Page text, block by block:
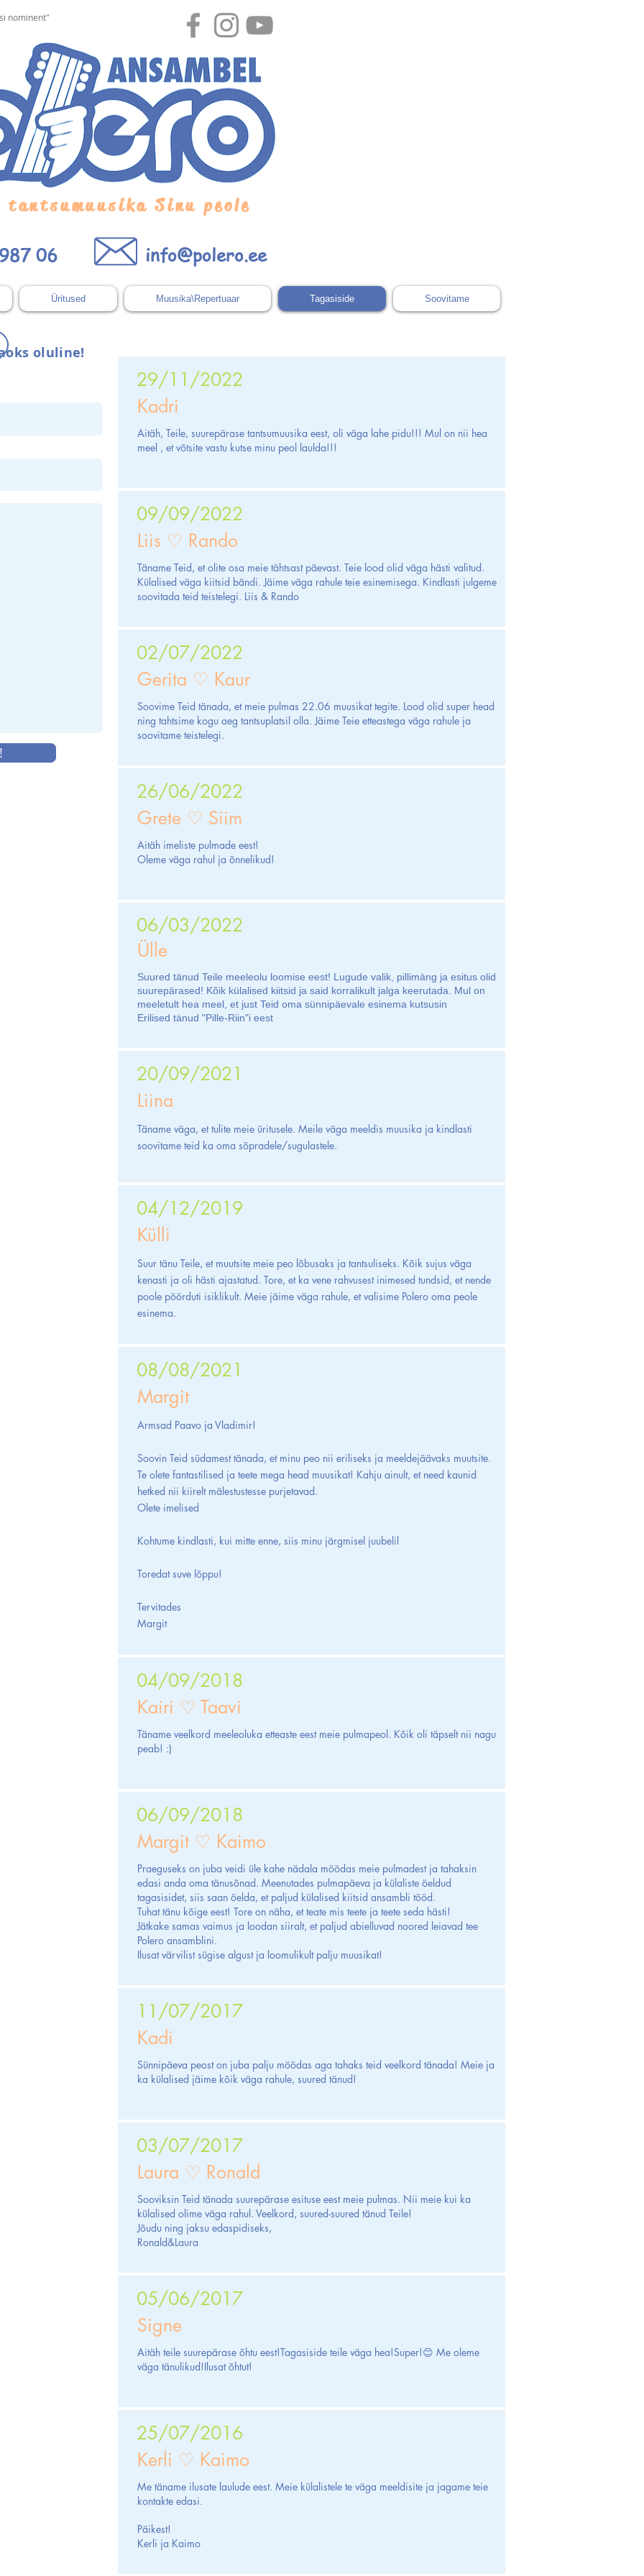
nominent"
06 info@polero.ee
tantsumuusika Sinu peole
Üritused Muusika\Repertuaar Tagasiside Soovitame
29/11/2022
Kadri
Aitäh, Teile, suurepärase tantsumuusika eest, oli väga lahe pidu!!! Mul on nii hea
meel , et võtsite vastu kutse minu peol laulda!!!
09/09/2022
Liis ♡ Rando
Täname Teid, et olite osa meie tähtsast päevast. Teie lood olid väga hästi valitud.
Külalised väga kiitsid bändi. Jäime väga rahule teie esinemisega. Kindlasti julgeme
soovitada teid teistelegi. Liis & Rando
02/07/2022
Gerita ♡ Kaur
Soovime Teid tänada, et meie pulmas 22.06 muusikat tegite. Lood olid super head
ning tahtsime kogu aeg tantsuplatsil olla. Jäime Teie etteastega väga rahule ja
soovitame teistelegi.
26/06/2022
Grete ♡ Siim
Aitäh imeliste pulmade eest!
Oleme väga rahul ja õnnelikud!
06/03/2022
Ülle
Suured tänud Teile meeleolu loomise eest! Lugude valik, pillimäng ja esitus olid
suurepärased! Kõik külalised kiitsid ja said korralikult jalga keerutada. Mul on
meeletult hea meel, et just Teid oma sünnipäevale esinema kutsusin
Erilised tänud "Pille-Riin"i eest
20/09/2021
Liina
Täname väga, et tulite meie üritusele. Meile väga meeldis muusika ja kindlasti
soovitame teid ka oma sõpradele/sugulastele.
04/12/2019
Külli
Suur tänu Teile, et muutsite meie peo lõbusaks ja tantsuliseks. Kõik sujus väga
kenasti ja oli hästi ajastatud. Tore, et ka vene rahvusest inimesed tundsid, et nende
poole pöörduti isiklikult. Meie jäime väga rahule, et valisime Polero oma peole
esinema.
08/08/2021
Margit
Armsad Paavo ja Vladimir!
Soovin Teid südamest tänada, et minu peo nii eriliseks ja meeldejäävaks muutsite.
Te olete fantastilised ja teete mega head muusikat! Kahju ainult, et need kaunid
hetked nii kiirelt mälestustesse purjetavad.
Olete imelised
Kohtume kindlasti, kui mitte enne, siis minu järgmisel juubelil
Toredat suve lõppu!
Tervitades
Margit
04/09/2018
Kairi ♡ Taavi
Täname veelkord meeleoluka etteaste eest meie pulmapeol. Kõik oli täpselt nii nagu
peab! :)
06/09/2018
Margit ♡ Kaimo
Praeguseks on juba veidi üle kahe nädala möödas meie pulmadest ja tahaksin
edasi anda oma tänusõnad. Meenutades pulmapäeva ja külaliste öeldud
tagasisidet, siis saan öelda, et paljud külalised kiitsid ansambli tööd.
Tuhat tänu kõige eest! Tore on näha, et teate mis teete ja teete seda hästi!
Jätkake samas vaimus ja loodan siiralt, et paljud abielluvad noored leiavad tee
Polero ansamblini.
Ilusat värvilist sügise algust ja loomulikult palju muusikat!
11/07/2017
Kadi
Sünnipäeva peost on juba palju möödas aga tahaks teid veelkord tänada! Meie ja
ka külalised jäime kõik väga rahule, suured tänud!
03/07/2017
Laura ♡ Ronald
Sooviksin Teid tänada suurepärase esituse eest meie pulmas. Nii meie kui ka
külalised olime väga rahul. Veelkord, suured-suured tänud Teile!
Jõudu ning jaksu edaspidiseks,
Ronald&Laura
05/06/2017
Signe
Aitäh teile suurepärase õhtu eest!Tagasiside teile väga hea!Super!😊 Me oleme
väga tänulikud!Ilusat õhtut!
25/07/2016
Kerli ♡ Kaimo
Me täname ilusate laulude eest. Meie külalistele te väga meeldisite ja jagame teie
kontakte edasi.
Päikest!
Kerli ja Kaimo
oluline!